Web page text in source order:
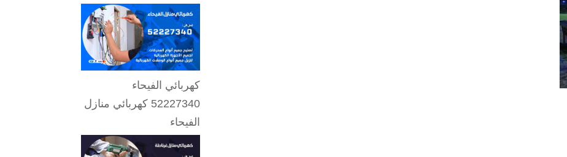
كهربائي الفيحاء
52227340 كهربائي منازل
الفيحاء